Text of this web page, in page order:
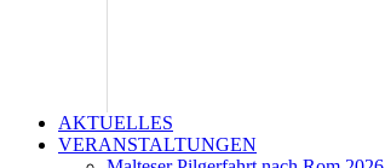
AKTUELLES
VERANSTALTUNGEN